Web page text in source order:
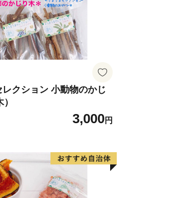
クション 小動物のかじ
3,000円